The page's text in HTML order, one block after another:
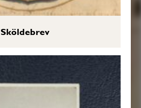
Sköldebrev